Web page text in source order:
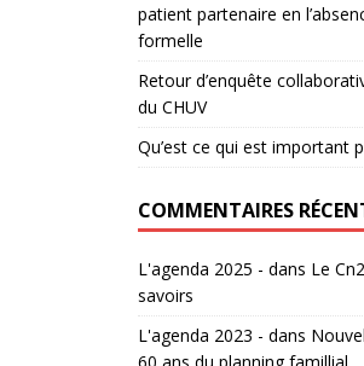
patient partenaire en
formelle
Retour d’enquête
du CHUV
Qu’est ce qui est important
COMMENTAIRES
L'agenda 2025 - dans Le
savoirs
L'agenda 2023 - dans
60 ans du planning famillial